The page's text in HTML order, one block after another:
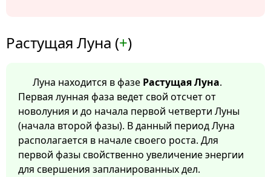
Растущая Луна (+)
Луна находится в фазе Растущая Луна.
Первая лунная фаза ведет свой отсчет от
новолуния и до начала первой четверти Луны
(начала второй фазы). В данный период Луна
располагается в начале своего роста. Для
первой фазы свойственно увеличение энергии
для свершения запланированных дел.